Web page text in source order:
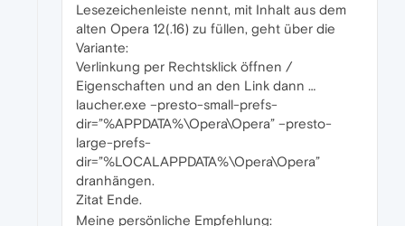
Lesezeichenleiste nennt, mit Inhalt aus dem
alten Opera 12(.16) zu füllen, geht über die
Variante:
Verlinkung per Rechtsklick öffnen /
Eigenschaften und an den Link dann …
laucher.exe –presto-small-prefs-
dir=”%APPDATA%\Opera\Opera” –presto-
large-prefs-
dir=”%LOCALAPPDATA%\Opera\Opera”
dranhängen.
Zitat Ende.
Meine persönliche Empfehlung: